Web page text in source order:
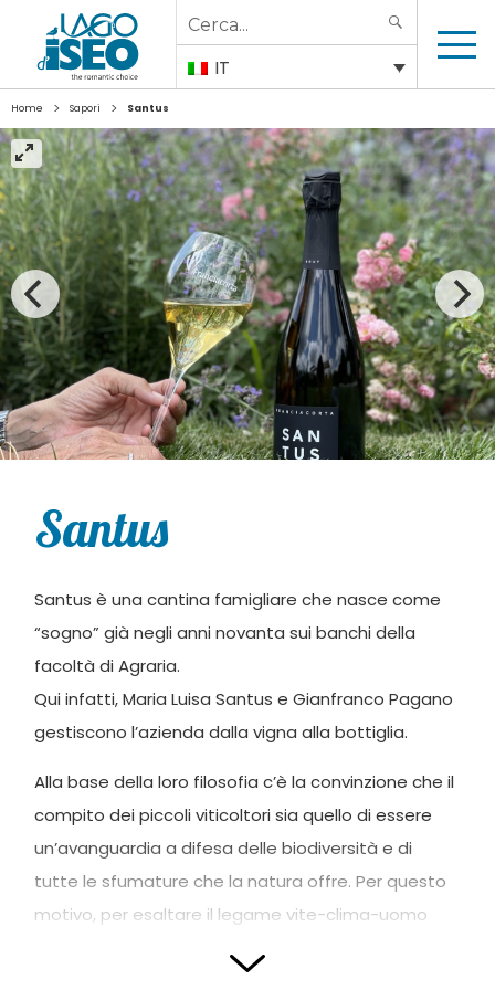
Search
for:
IT
Home > Sapori > Santus
Santus
Santus è una cantina famigliare che nasce come
“sogno” già negli anni novanta sui banchi della
facoltà di Agraria.
Qui infatti, Maria Luisa Santus e Gianfranco Pagano
gestiscono l’azienda dalla vigna alla bottiglia.
Alla base della loro filosofia c’è la convinzione che il
compito dei piccoli viticoltori sia quello di essere
un’avanguardia a difesa delle biodiversità e di
tutte le sfumature che la natura offre. Per questo
motivo, per esaltare il legame vite-clima-uomo